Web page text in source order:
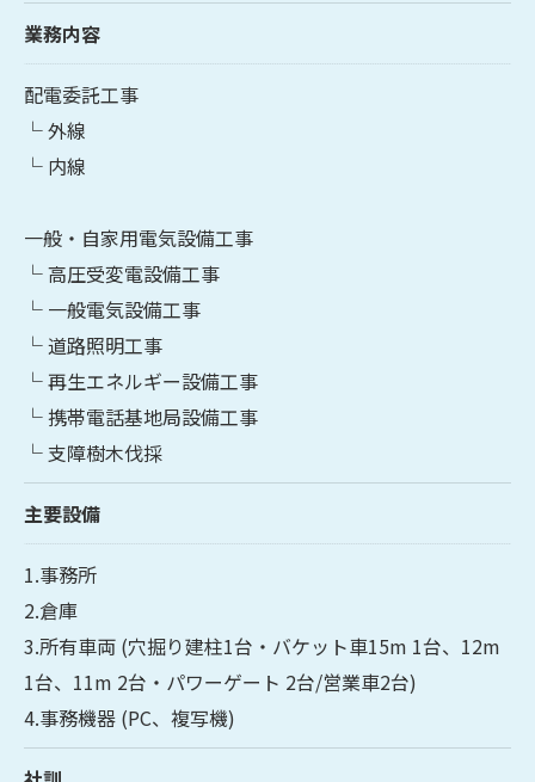
業務内容
配電委託工事
└ 外線
└ 内線
一般・自家用電気設備工事
└ 高圧受変電設備工事
└ 一般電気設備工事
└ 道路照明工事
└ 再生エネルギー設備工事
└ 携帯電話基地局設備工事
└ 支障樹木伐採
主要設備
1.事務所
2.倉庫
3.所有車両 (穴掘り建柱1台・バケット車15m 1台、12m
1台、11m 2台・パワーゲート 2台/営業車2台)
4.事務機器 (PC、複写機)